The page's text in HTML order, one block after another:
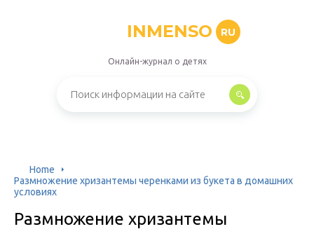
INMENSO RU
Онлайн-журнал о детях
Home
Размножение хризантемы черенками из букета в домашних
условиях
Размножение хризантемы